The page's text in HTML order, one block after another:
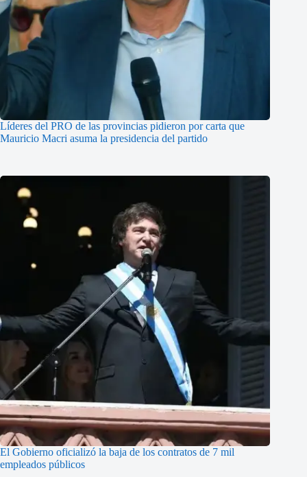
Líderes del PRO de las provincias pidieron por carta que
Mauricio Macri asuma la presidencia del partido
El Gobierno oficializó la baja de los contratos de 7 mil
empleados públicos